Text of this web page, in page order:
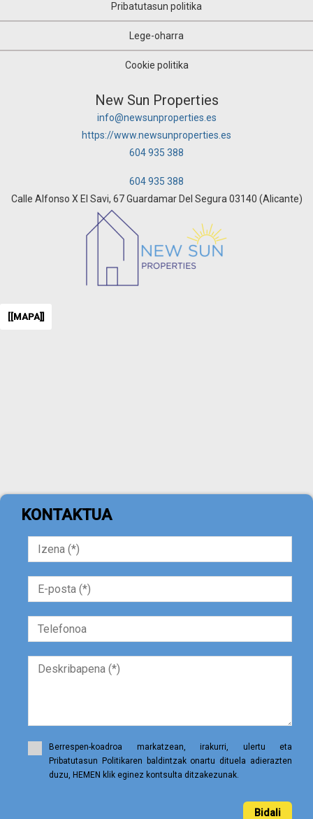
Pribatutasun politika
Lege-oharra
Cookie politika
New Sun Properties
info@newsunproperties.es
https://www.newsunproperties.es
604 935 388
604 935 388
Calle Alfonso X El Savi, 67 Guardamar Del Segura 03140 (Alicante)
[[MAPA]]
KONTAKTUA
Berrespen-koadroa markatzean, irakurri, ulertu eta
Pribatutasun Politikaren baldintzak onartu dituela adierazten
duzu, HEMEN klik eginez kontsulta ditzakezunak.
Bidali